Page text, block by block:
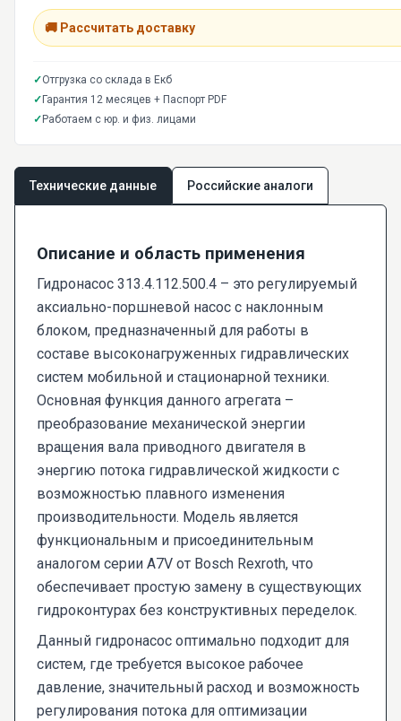
🚚 Рассчитать доставку
✓Отгрузка со склада в Екб
✓ Гарантия 12 месяцев + Паспорт PDF
✓ Работаем с юр. и физ. лицами
Технические данные Российские аналоги
Описание и область применения
Гидронасос 313.4.112.500.4 – это регулируемый
аксиально-поршневой насос с наклонным
блоком, предназначенный для работы в
составе высоконагруженных гидравлических
систем мобильной и стационарной техники.
Основная функция данного агрегата –
преобразование механической энергии
вращения вала приводного двигателя в
энергию потока гидравлической жидкости с
возможностью плавного изменения
производительности. Модель является
функциональным и присоединительным
аналогом серии A7V от Bosch Rexroth, что
обеспечивает простую замену в существующих
гидроконтурах без конструктивных переделок.
Данный гидронасос оптимально подходит для
систем, где требуется высокое рабочее
давление, значительный расход и возможность
регулирования потока для оптимизации